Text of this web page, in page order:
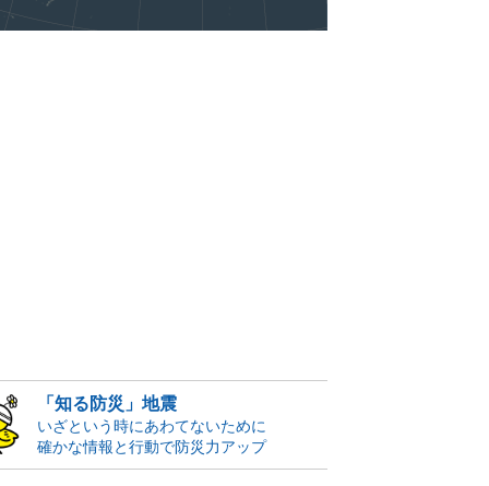
「知る防災」地震
いざという時にあわてないために
確かな情報と行動で防災力アップ